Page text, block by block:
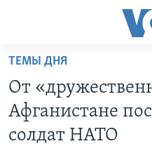
Перейти
основной
контент
Перейти
ПРОГРАММЫ
АМЕРИКА
ПРОЕКТЫ
ТЕМЫ ДНЯ
От
Афганистане
солдат НАТО